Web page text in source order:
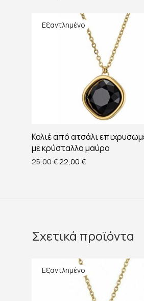
Κολιέ από ατσάλι
με κρύσταλλο μαύρο
25,00€ Original price was: 25,00 €.
22,00 €Η τρέχουσα τιμή
Σχετικά προϊόντα